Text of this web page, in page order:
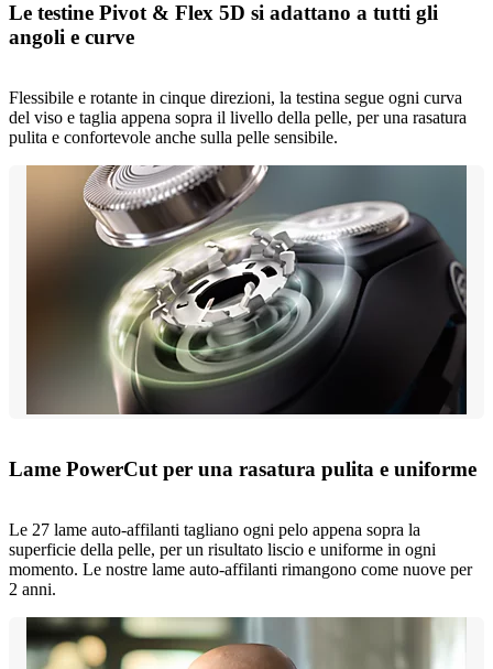
Le testine Pivot & Flex 5D si adattano a tutti gli
angoli e curve
Flessibile e rotante in cinque direzioni, la testina segue ogni curva
del viso e taglia appena sopra il livello della pelle, per una rasatura
pulita e confortevole anche sulla pelle sensibile.
Lame PowerCut per una rasatura pulita e uniforme
Le 27 lame auto-affilanti tagliano ogni pelo appena sopra la
superficie della pelle, per un risultato liscio e uniforme in ogni
momento. Le nostre lame auto-affilanti rimangono come nuove per
2 anni.